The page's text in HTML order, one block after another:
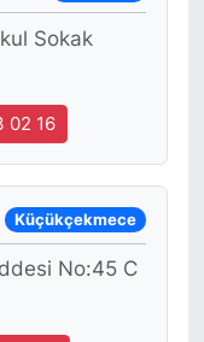
Sokak
02 16
Küçükçekmece
No:45 C